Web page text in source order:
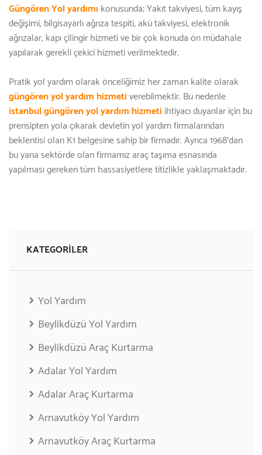
Güngören Yol yardımı konusunda; Yakıt takviyesi, tüm kayış
değişimi, bilgisayarlı ağrıza tespiti, akü takviyesi, elektronik
ağrızalar, kapı çilingir hizmeti ve bir çok konuda ön müdahale
yapılarak gerekli çekici hizmeti verilmektedir.
Pratik yol yardım olarak önceliğimiz her zaman kalite olarak
güngören yol yardım hizmetiverebilmektir. Bu nedenle
istanbul güngören yol yardım hizmeti ihtiyacı duyanlar için bu
prensipten yola çıkarak devletin yol yardım firmalarından
beklentisi olan K1 belgesine sahip bir firmadır. Ayrıca 1968'dan
bu yana sektörde olan firmamız araç taşıma esnasında
yapılması gereken tüm hassasiyetlere titizlikle yaklaşmaktadır.
KATEGORILER
Yol Yardım
Beylikdüzü Yol Yardım
Beylikdüzü Araç Kurtarma
Adalar Yol Yardım
Adalar Araç Kurtarma
Arnavutköy Yol Yardım
Arnavutköy Araç Kurtarma